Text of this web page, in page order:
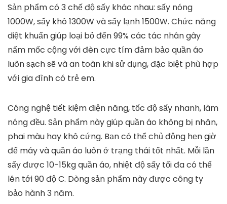
Mua Tủ sấy quần áo chính hãng cao cấp tại Shop
HBH247
795.000₫
TỚI NƠI BÁN
Tính năng của tủ
Sản phẩm có 3 chế độ sấy khác nhau: sấy nóng